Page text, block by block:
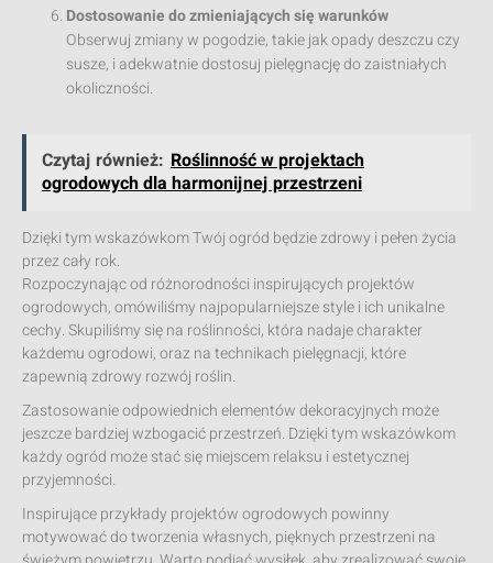
Dostosowanie do zmieniających się warunków
Obserwuj zmiany w pogodzie, takie jak opady deszczu czy
susze, i adekwatnie dostosuj pielęgnację do zaistniałych
okoliczności.
Czytaj również: Roślinność w projektach
ogrodowych dla harmonijnej przestrzeni
Dzięki tym wskazówkom Twój ogród będzie zdrowy i pełen życia
przez cały rok.
Rozpoczynając od różnorodności inspirujących projektów
ogrodowych, omówiliśmy najpopularniejsze style i ich unikalne
cechy. Skupiliśmy się na roślinności, która nadaje charakter
każdemu ogrodowi, oraz na technikach pielęgnacji, które
zapewnią zdrowy rozwój roślin.
Zastosowanie odpowiednich elementów dekoracyjnych może
jeszcze bardziej wzbogacić przestrzeń. Dzięki tym wskazówkom
każdy ogród może stać się miejscem relaksu i estetycznej
przyjemności.
Inspirujące przykłady projektów ogrodowych powinny
motywować do tworzenia własnych, pięknych przestrzeni na